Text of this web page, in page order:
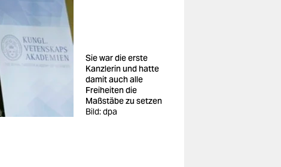
Sie war die erste
Kanzlerin und hatte
damit auch alle
Freiheiten die
Maßstäbe zu setzen
Bild: dpa